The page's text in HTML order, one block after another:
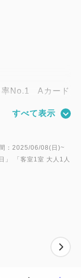
率No.1 Aカード
れ入りますが
円（税込）
すべて表示
：2025/06/08(日)~
」 「客室1室 大人1人